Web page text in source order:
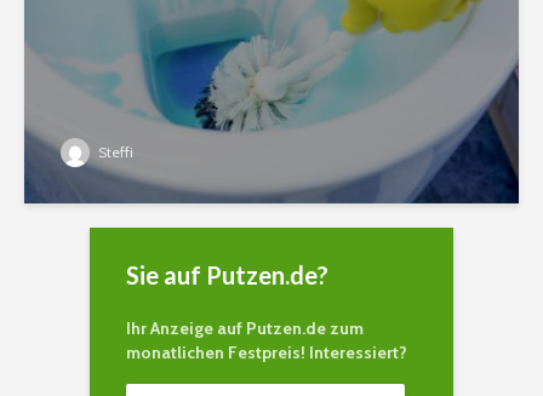
Steffi
Sie auf Putzen.de?
Ihr Anzeige auf Putzen.de zum
monatlichen Festpreis! Interessiert?